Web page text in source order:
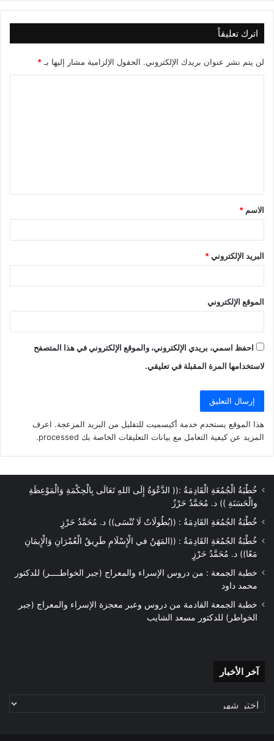
اترك تعليقاً
لن يتم نشر عنوان بريدك الإلكتروني. الحقول الإلزامية مشار إليها بـ*
ق
*
الاسم *
البريد الإلكتروني*
الموقع الإلكتروني
احفظ اسمي، بريدي الإلكتروني، والموقع الإلكتروني في هذا المتصفح
لاستخدامها المرة المقبلة في تعليقي.
هذا الموقع يستخدم خدمة أكيسميت للتقليل من البريد المزعجة. اعرف
المزيد عن كيفية التعامل مع بيانات التعليقات الخاصة بك processed
.
خُطْبَةُ الْجُمُعَةِ الْقَادِمَةُ :(( الدَّعْوَةُ إِلَى اللهِ تَعَالَى بِالْحِكْمَةِ وَالْمَوْعِظَةِ
والْحَسَنَةِ )) د. مُحَمَّدُ حَرْزٌ
خُطْبَةُ الجُمُعَةِ القَادِمَةُ : ((بُطُولَاتٌ لَا تُنْسَى)) د. مُحَمَّدُ حَرْزٍ
خُطْبَةُ الجُمُعَةِ القَادِمَةُ : ((المَهَنُ في الْإِسْلَامِ طَرِيقُ الْعُمْرَانِ وَالْإِيمَانِ
مَعًا)) د. مُحَمَّدُ حَرْزٍ
خطبة الجمعة : من دروس الإسراء والمعراج (جبر الخواطــــر) للدكتور
محمد داود
خطبة الجمعة القادمة من دروس وعبر معجزة الإسراء والمعراج (جبر
الخواطر) للدكتور مسعد الشايب
آخر الأخبار